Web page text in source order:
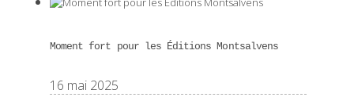
Moment fort pour les Éditions Montsalvens
16 mai 2025